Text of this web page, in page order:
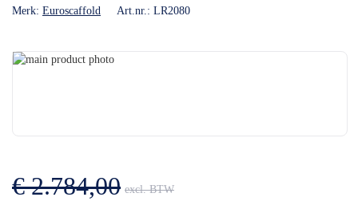
Merk: Euroscaffold Art.nr.: LR2080
Ga
gallerij
€ 2.784,00